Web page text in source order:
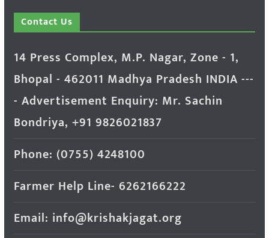
Contact Us
14 Press Complex, M.P. Nagar, Zone - 1,
Bhopal - 462011 Madhya Pradesh INDIA ---
- Advertisement Enquiry: Mr. Sachin
Bondriya, +91 9826021837
Phone: (0755) 4248100
Farmer Help Line- 6262166222
Email: info@krishakjagat.org